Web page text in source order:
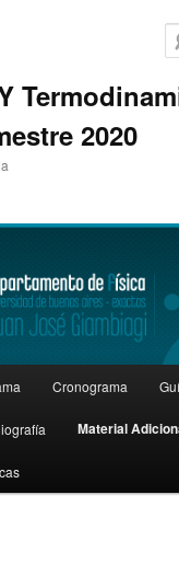
2020
Cronograma
Material